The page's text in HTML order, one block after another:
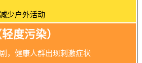
少户外活动
度污染）
，健康人群出现刺激症状